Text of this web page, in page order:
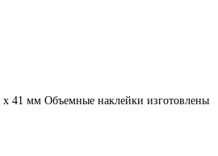
х 41 мм Объемные наклейки изготовлены